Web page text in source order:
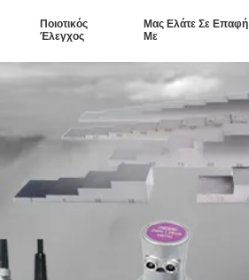
Ποιοτικός
Έλεγχος
Μας Ελάτε Σε Επαφή
Με